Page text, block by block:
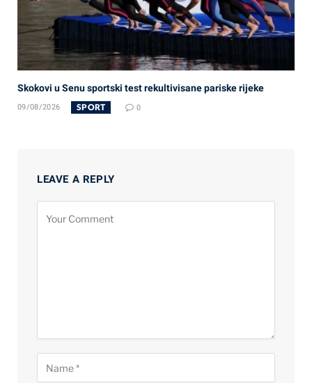
Skokovi u Senu sportski test rekultivisane pariske rijeke
09/08/2026 SPORT 0
LEAVE A REPLY